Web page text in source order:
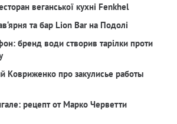
веганської кухні Fenkhel
та бар Lion Bar на Подолі
бренд води створив тарілки проти
про закулисье работы
рецепт от Марко Черветти